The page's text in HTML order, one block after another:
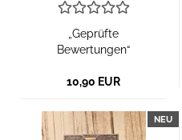
„Geprüfte
Bewertungen“
10,90 EUR
NEU